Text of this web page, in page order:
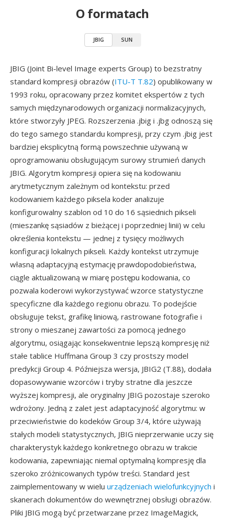
O formatach
JBIG SUN
JBIG (Joint Bi-level Image experts Group) to bezstratny
standard kompresji obrazów (ITU-T T.82) opublikowany w
1993 roku, opracowany przez komitet ekspertów z tych
samych międzynarodowych organizacji normalizacyjnych,
które stworzyły JPEG. Rozszerzenia .jbig i .jbg odnoszą się
do tego samego standardu kompresji, przy czym .jbig jest
bardziej eksplicytną formą powszechnie używaną w
oprogramowaniu obsługującym surowy strumień danych
JBIG. Algorytm kompresji opiera się na kodowaniu
arytmetycznym zależnym od kontekstu: przed
kodowaniem każdego piksela koder analizuje
konfigurowalny szablon od 10 do 16 sąsiednich pikseli
(mieszankę sąsiadów z bieżącej i poprzedniej linii) w celu
określenia kontekstu — jednej z tysięcy możliwych
konfiguracji lokalnych pikseli. Każdy kontekst utrzymuje
własną adaptacyjną estymację prawdopodobieństwa,
ciągle aktualizowaną w miarę postępu kodowania, co
pozwala koderowi wykorzystywać wzorce statystyczne
specyficzne dla każdego regionu obrazu. To podejście
obsługuje tekst, grafikę liniową, rastrowane fotografie i
strony o mieszanej zawartości za pomocą jednego
algorytmu, osiągając konsekwentnie lepszą kompresję niż
stałe tablice Huffmana Group 3 czy prostszy model
predykcji Group 4. Późniejsza wersja, JBIG2 (T.88), dodała
dopasowywanie wzorców i tryby stratne dla jeszcze
wyższej kompresji, ale oryginalny JBIG pozostaje szeroko
wdrożony. Jedną z zalet jest adaptacyjność algorytmu: w
przeciwieństwie do kodeków Group 3/4, które używają
stałych modeli statystycznych, JBIG nieprzerwanie uczy się
charakterystyk każdego konkretnego obrazu w trakcie
kodowania, zapewniając niemal optymalną kompresję dla
szeroko zróżnicowanych typów treści. Standard jest
zaimplementowany w wielu urządzeniach wielofunkcyjnych i
skanerach dokumentów do wewnętrznej obsługi obrazów.
Pliki JBIG mogą być przetwarzane przez ImageMagick,